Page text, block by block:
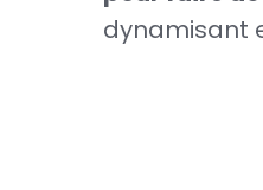
dynamisant